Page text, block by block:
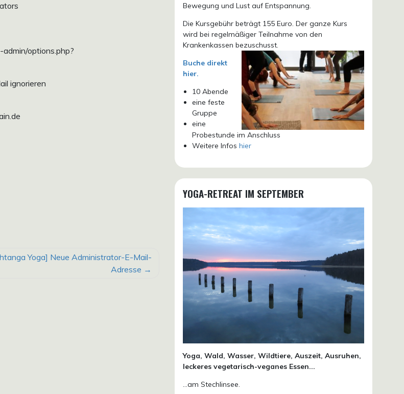
options.php?
ignorieren
Yoga] Neue Administrator-E-Mail-
Adresse
Bewegung und Lust auf Entspannung.
Die Kursgebühr beträgt 155 Euro. Der ganze Kurs
wird bei regelmäßiger Teilnahme von den
Krankenkassen bezuschusst.
Buche direkt
hier.
10 Abende
eine feste
Gruppe
eine
Probestunde im Anschluss
Weitere Infos hier
YOGA-RETREAT IM SEPTEMBER
Yoga, Wald, Wasser, Wildtiere, Auszeit, Ausruhen,
leckeres vegetarisch-veganes Essen...
...am Stechlinsee.